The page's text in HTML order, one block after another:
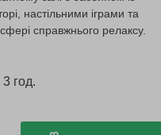
настільними іграми та
справжнього релаксу.
3 год.